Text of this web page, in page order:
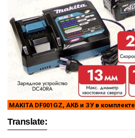
MAKITA DF001GZ, АКБ и ЗУ в комплекте
Translate: